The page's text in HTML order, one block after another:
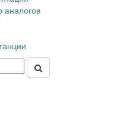
аналогов